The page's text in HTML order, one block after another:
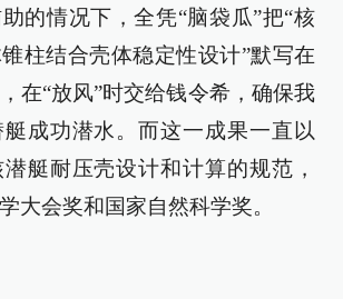
的情况下，全凭“脑袋瓜”把“核
柱结合壳体稳定性设计”默写在
在“放风”时交给钱令希，确保我
艇成功潜水。而这一成果一直以
艇耐压壳设计和计算的规范，
大会奖和国家自然科学奖。